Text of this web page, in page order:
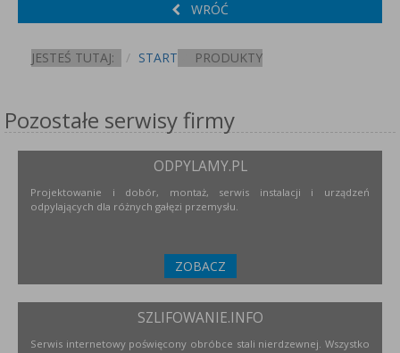
WRÓĆ
JESTEŚ TUTAJ: START PRODUKTY
Pozostałe serwisy firmy
ODPYLAMY.PL
Projektowanie i dobór, montaż, serwis instalacji i urządzeń
odpylających dla różnych gałęzi przemysłu.
ZOBACZ
SZLIFOWANIE.INFO
Serwis internetowy poświęcony obróbce stali nierdzewnej. Wszystko